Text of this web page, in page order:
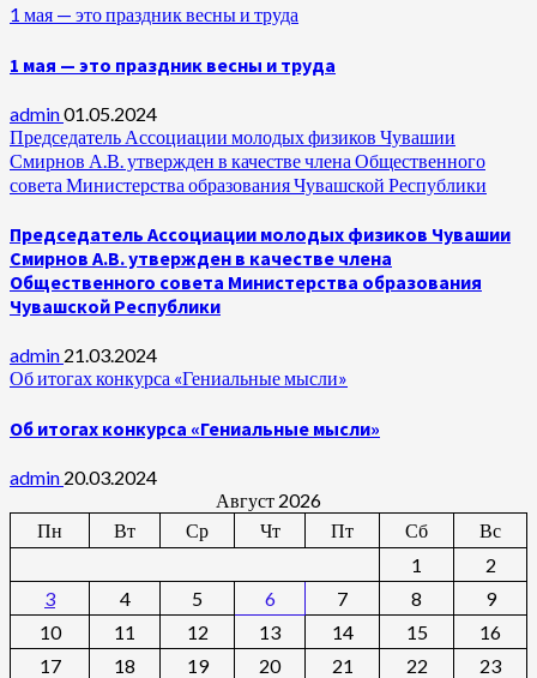
1 мая — это праздник весны и труда
1 мая — это праздник весны и труда
admin01.05.2024
Председатель Ассоциации молодых физиков Чувашии
Смирнов А.В. утвержден в качестве члена Общественного
совета Министерства образования Чувашской Республики
Председатель Ассоциации молодых физиков Чувашии
Смирнов А.В. утвержден в качестве члена
Общественного совета Министерства образования
Чувашской Республики
admin 21.03.2024
Об итогах конкурса «Гениальные мысли»
Об итогах конкурса «Гениальные мысли»
admin 20.03.2024
Август 2026
Пн
Вт Ср Чт Пт Сб
Вс
1
2
3
4 5 6 7 8
9
10
11 12 13 14 15
16
17
18 19 20 21 22
23